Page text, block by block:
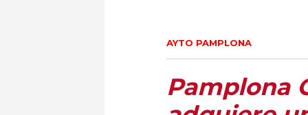
AYTO PAMPLONA
Pamplona